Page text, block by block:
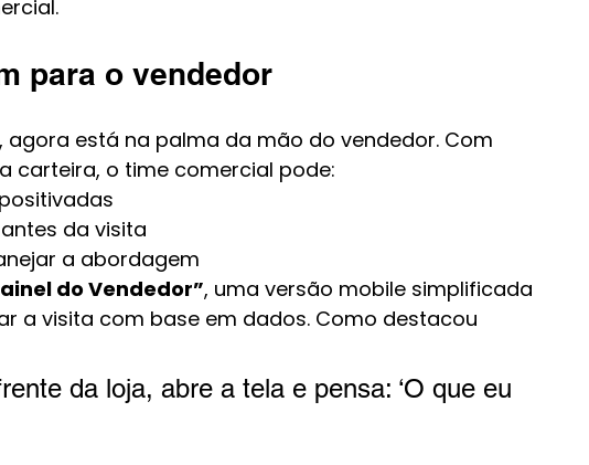
para o vendedor
agora está na palma da mão do vendedor. Com
carteira, o time comercial pode:
da visita
a abordagem
do Vendedor”, uma versão mobile simplificada
a visita com base em dados. Como destacou
da loja, abre a tela e pensa: ‘O que eu